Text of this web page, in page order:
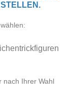
nach Ihrer Wahl